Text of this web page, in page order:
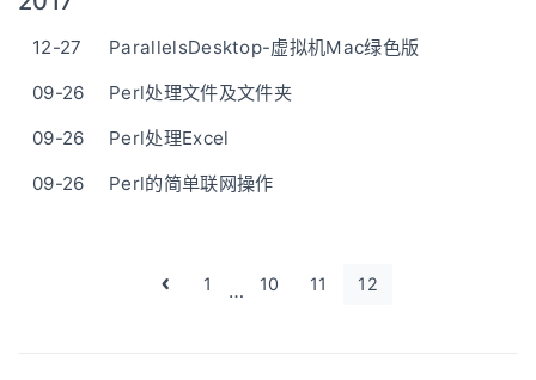
12-27
ParallelsDesktop-虚拟机Mac绿色版
09-26
Perl处理文件及文件夹
09-26
Perl处理Excel
09-26
Perl的简单联网操作
1 … 10 11 12